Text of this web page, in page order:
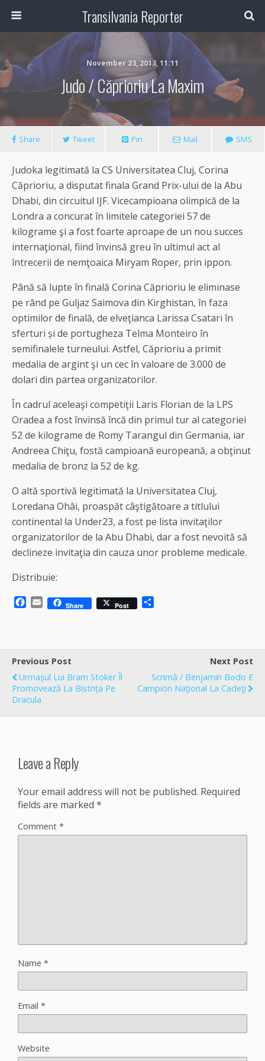
Transilvania Reporter
November 23, 2013, 11:11
Judo / Căprioriu La Maxim
Share Tweet Pin Mail SMS
Judoka legitimată la CS Universitatea Cluj, Corina
Căprioriu, a disputat finala Grand Prix-ului de la Abu
Dhabi, din circuitul IJF. Vicecampioana olimpică de la
Londra a concurat în limitele categoriei 57 de
kilograme şi a fost foarte aproape de un nou succes
internaţional, fiind învinsă greu în ultimul act al
întrecerii de nemţoaica Miryam Roper, prin ippon.
Până să lupte în finală Corina Căprioriu le eliminase
pe rând pe Guljaz Saimova din Kirghistan, în faza
optimilor de finală, de elveţianca Larissa Csatari în
sferturi și de portugheza Telma Monteiro în
semifinalele turneului. Astfel, Căprioriu a primit
medalia de argint şi un cec în valoare de 3.000 de
dolari din partea organizatorilor.
În cadrul aceleaşi competiţii Laris Florian de la LPS
Oradea a fost învinsă încă din primul tur al categoriei
52 de kilograme de Romy Tarangul din Germania, iar
Andreea Chiţu, fostă campioană europeană, a obţinut
medalia de bronz la 52 de kg.
O altă sportivă legitimată la Universitatea Cluj,
Loredana Ohâi, proaspăt câştigătoare a titlului
continental la Under23, a fost pe lista invitaţilor
organizatorilor de la Abu Dhabi, dar a fost nevoită să
declineze invitaţia din cauza unor probleme medicale.
Distribuie:
b
o
o
k
E
l
Share Post
e
Previous Post
Urmașul Lui Bram Stoker Îl
Promovează La Bistrița Pe
Dracula
Next Post
Scrimă / Benjamin Bodo E
Campion Naţional La Cadeţi
Leave a Reply
Your email address will not be published. Required
fields are marked *
Comment *
Name *
Email *
Website